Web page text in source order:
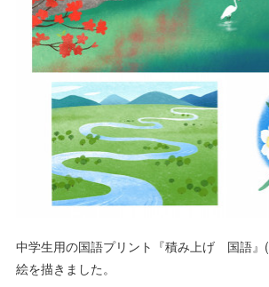
中学生用の国語プリント『積み上げ 国語』
絵を描きました。